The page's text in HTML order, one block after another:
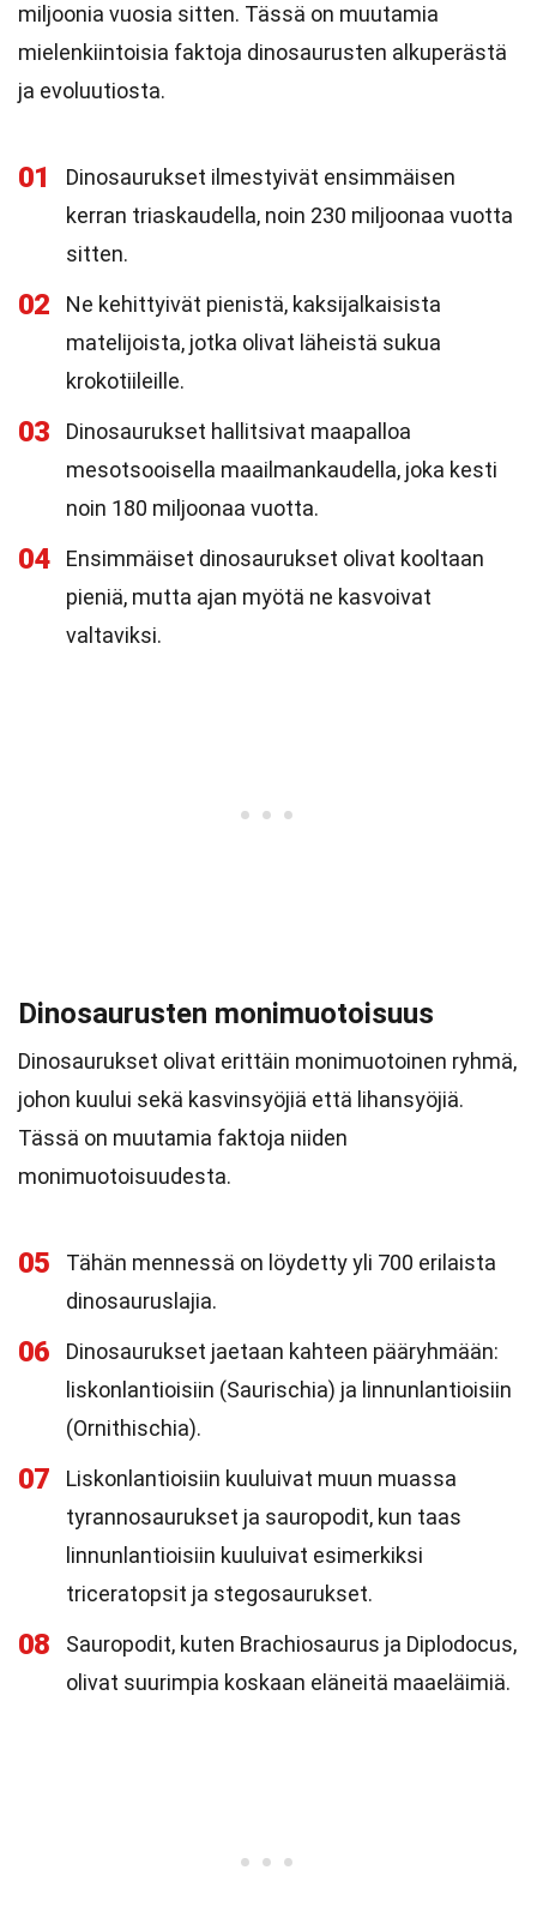
miljoonia vuosia sitten. Tässä on muutamia
mielenkiintoisia faktoja dinosaurusten alkuperästä
ja evoluutiosta.
01
Dinosaurukset ilmestyivät ensimmäisen
kerran triaskaudella, noin 230 miljoonaa vuotta
sitten.
02
Ne kehittyivät pienistä, kaksijalkaisista
matelijoista, jotka olivat läheistä sukua
krokotiileille.
03
Dinosaurukset hallitsivat maapalloa
mesotsooisella maailmankaudella, joka kesti
noin 180 miljoonaa vuotta.
04
Ensimmäiset dinosaurukset olivat kooltaan
pieniä, mutta ajan myötä ne kasvoivat
valtaviksi.
Dinosaurusten monimuotoisuus
Dinosaurukset olivat erittäin monimuotoinen ryhmä,
johon kuului sekä kasvinsyöjiä että lihansyöjiä.
Tässä on muutamia faktoja niiden
monimuotoisuudesta.
05
Tähän mennessä on löydetty yli 700 erilaista
dinosauruslajia.
06
Dinosaurukset jaetaan kahteen pääryhmään:
liskonlantioisiin (Saurischia) ja linnunlantioisiin
(Ornithischia).
07
Liskonlantioisiin kuuluivat muun muassa
tyrannosaurukset ja sauropodit, kun taas
linnunlantioisiin kuuluivat esimerkiksi
triceratopsit ja stegosaurukset.
08
Sauropodit, kuten Brachiosaurus ja Diplodocus,
olivat suurimpia koskaan eläneitä maaeläimiä.